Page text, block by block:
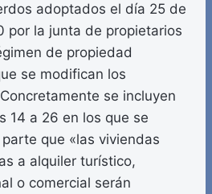
adoptados el día 25 de
por la junta de propietarios
de propiedad
se modifican los
se incluyen
14 a 26 en los que se
que «las viviendas
a alquiler turístico,
o comercial serán